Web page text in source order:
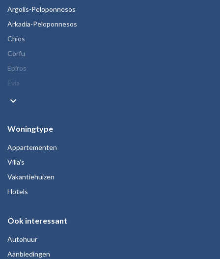
Argolis-Peloponnesos
Arkadia-Peloponnesos
Chios
Corfu
Epiros
Evia
keyboard_arrow_down
Woningtype
Appartementen
Villa's
Vakantiehuizen
Hotels
Ook interessant
Autohuur
Aanbiedingen